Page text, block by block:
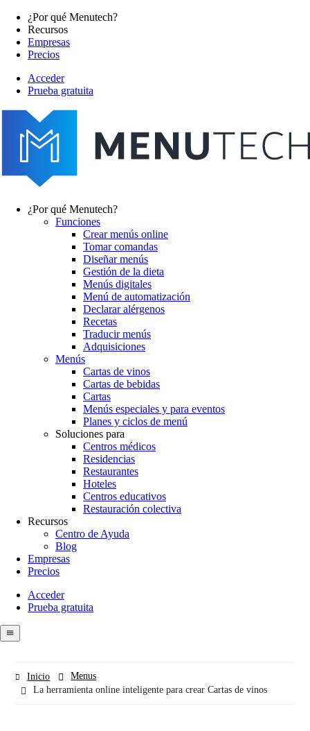
Pasar
contenido
principal
Main
navigation
¿Por qué Menutech?
Recursos
Empresas
Precios
menutech
navigation
Acceder
Prueba gratuita
navigation
¿Por qué Menutech?
Funciones
Crear menús online
Tomar comandas
Diseñar menús
Gestión de la dieta
Menús digitales
Menú de automatización
Declarar alérgenos
Recetas
Traducir menús
Adquisiciones
Menús
Cartas de vinos
Cartas de bebidas
Cartas
Menús especiales y para eventos
Planes y ciclos de menú
Soluciones para
Centros médicos
Residencias
Restaurantes
Hoteles
Centros educativos
Restauración colectiva
Recursos
Centro de Ayuda
Blog
Empresas
Precios
Menutech
navigation
Acceder
Prueba gratuita
menu
Inicio
Menus
La herramienta online inteligente para crear Cartas de vinos